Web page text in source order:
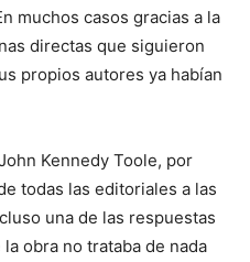
muchos casos gracias a la
directas que siguieron
propios autores ya habían
Kennedy Toole, por
todas las editoriales a las
una de las respuestas
obra no trataba de nada